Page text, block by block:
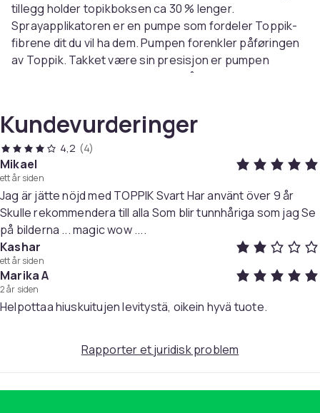
tillegg holder topikboksen ca 30 % lenger.
Sprayapplikatoren er en pumpe som fordeler Toppik-
fibrene dit du vil ha dem. Pumpen forenkler påføringen
av Toppik. Takket være sin presisjon er pumpen
spesielt egnet for brukere med hårtap i fronten, men
mellomstore og store bokser!
Artikkel nr.
95d039d5-0768-4db2-98f0-fbbb4d079f3b
Produktsikkerhetsinformasjon
Kundevurderinger
4,2 (4)
Mikael
ett år siden
Jag är jätte nöjd med TOPPIK Svart Har använt över 9 år
Skulle rekommendera till alla Som blir tunnhåriga som jag Se
på bilderna ... magic wow ....
Kashar
ett år siden
Marika A
2 år siden
Helpottaa hiuskuitujen levitystä, oikein hyvä tuote.
Rapporter et juridisk problem